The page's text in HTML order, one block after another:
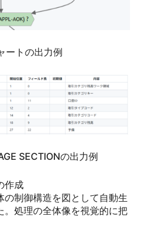
ートの出力例
SECTIONの出力例
作成
制御構造を図として自動生
。処理の全体像を視覚的に把